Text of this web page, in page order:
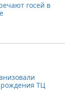
госей в
ТЦ